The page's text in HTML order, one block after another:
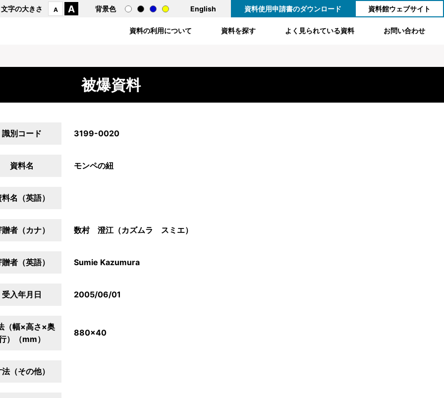
文字の大きさ A A 背景色 English 資料使用申請書のダウンロード 資料館ウェブサイト
資料の利用について 資料を探す よく見られている資料 お問い合わせ
被爆資料
識別コード 3199-0020
資料名 モンペの紐
名（英語）
者（カナ） 数村 澄江（カズムラ スミエ）
者（英語） Sumie Kazumura
受入年月日 2005/06/01
（幅×高さ×奥
）（mm）
880×40
（その他）